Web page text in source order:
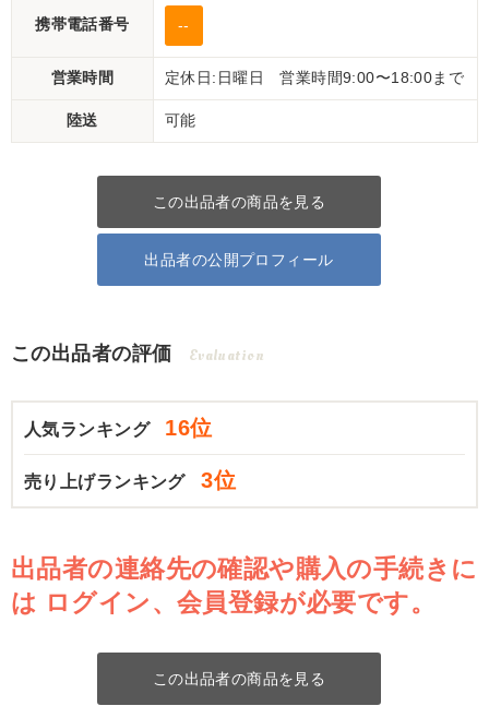
携帯電話番号 --
営業時間 定休日:日曜日 営業時間9:00〜18:00まで
陸送 可能
この出品者の商品を見る
出品者の公開プロフィール
この出品者の評価 Evaluation
人気ランキング 16位
売り上げランキング 3位
出品者の連絡先の確認や購入の手続きに
は ログイン、会員登録が必要です。
この出品者の商品を見る